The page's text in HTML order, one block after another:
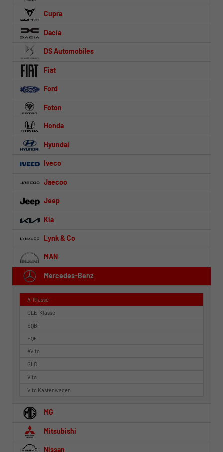
Cupra
Dacia
DS Automobiles
Fiat
Ford
Foton
Honda
Hyundai
Iveco
Jaecoo
Jeep
Kia
Lynk & Co
MAN
Mercedes-Benz
A-Klasse
CLE-Klasse
EQB
EQE
eVito
GLC
Vito
Vito Kastenwagen
MG
Mitsubishi
Nissan